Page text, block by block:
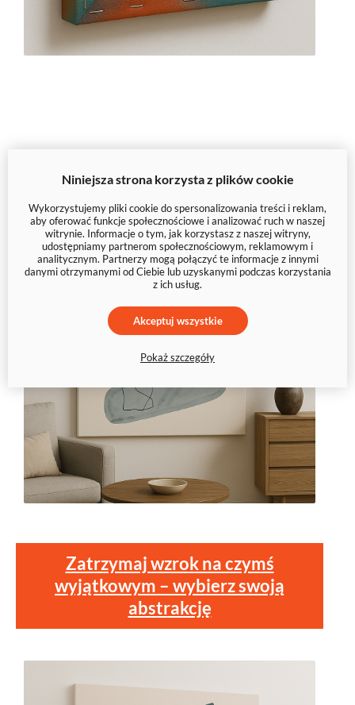
Zatrzymaj wzrok na czymś
wyjątkowym – wybierz swoją
abstrakcję
Niniejsza strona korzysta z plików cookie
Wykorzystujemy pliki cookie do spersonalizowania treści i reklam,
aby oferować funkcje społecznościowe i analizować ruch w naszej
witrynie. Informacje o tym, jak korzystasz z naszej witryny,
udostępniamy partnerom społecznościowym, reklamowym i
analitycznym. Partnerzy mogą połączyć te informacje z innymi
danymi otrzymanymi od Ciebie lub uzyskanymi podczas korzystania
z ich usług.
Akceptuj wszystkie
Pokaż szczegóły